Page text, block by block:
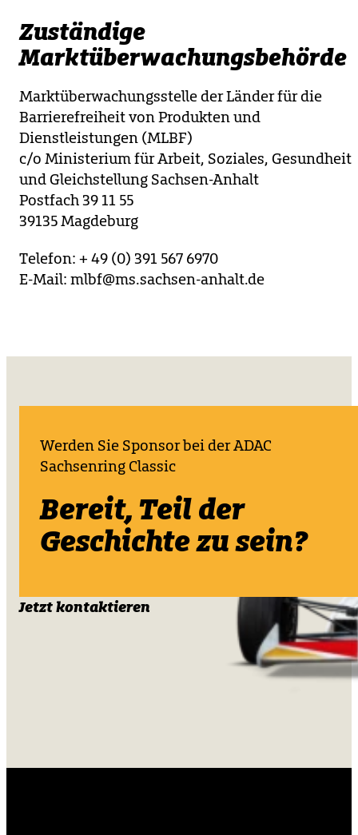
Zuständige
Marktüberwachungsbehörde
Marktüberwachungsstelle der Länder für die
Barrierefreiheit von Produkten und
Dienstleistungen (MLBF)
c/o Ministerium für Arbeit, Soziales, Gesundheit
und Gleichstellung Sachsen-Anhalt
Postfach 39 11 55
39135 Magdeburg
Telefon: + 49 (0) 391 567 6970
E-Mail: mlbf@ms.sachsen-anhalt.de
Werden Sie Sponsor bei der ADAC
Sachsenring Classic
Bereit, Teil der
Geschichte zu sein?
Jetzt kontaktieren